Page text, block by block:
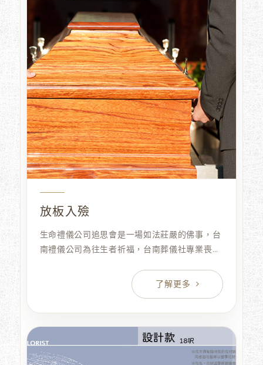
放板入殮
生命禮儀公司追思會是一場如法莊嚴的佛事，台
南禮儀公司為往生者祈福，台南葬儀社專業喪禮
雄葬儀社莊嚴的態度，生命禮儀公司圓滿至親人
生的最後旅程，免費諮詢。